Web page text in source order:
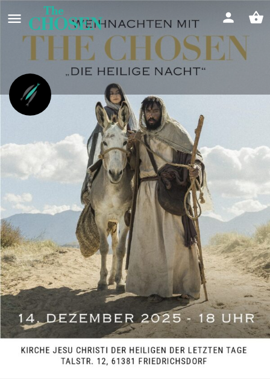
Weihnachten mit The Chosen
Deutsch "Die Heilige Nacht" in
Friedrichsdorf
Einstimmen auf die Weihnachtsfeiertage
Event date
14/12/2025 - 14/12/2025
Infos Feedback 0 0
Wegbeschreibung Rückmeldung geben
Art der Veranstaltung
Weihnachten 24/25